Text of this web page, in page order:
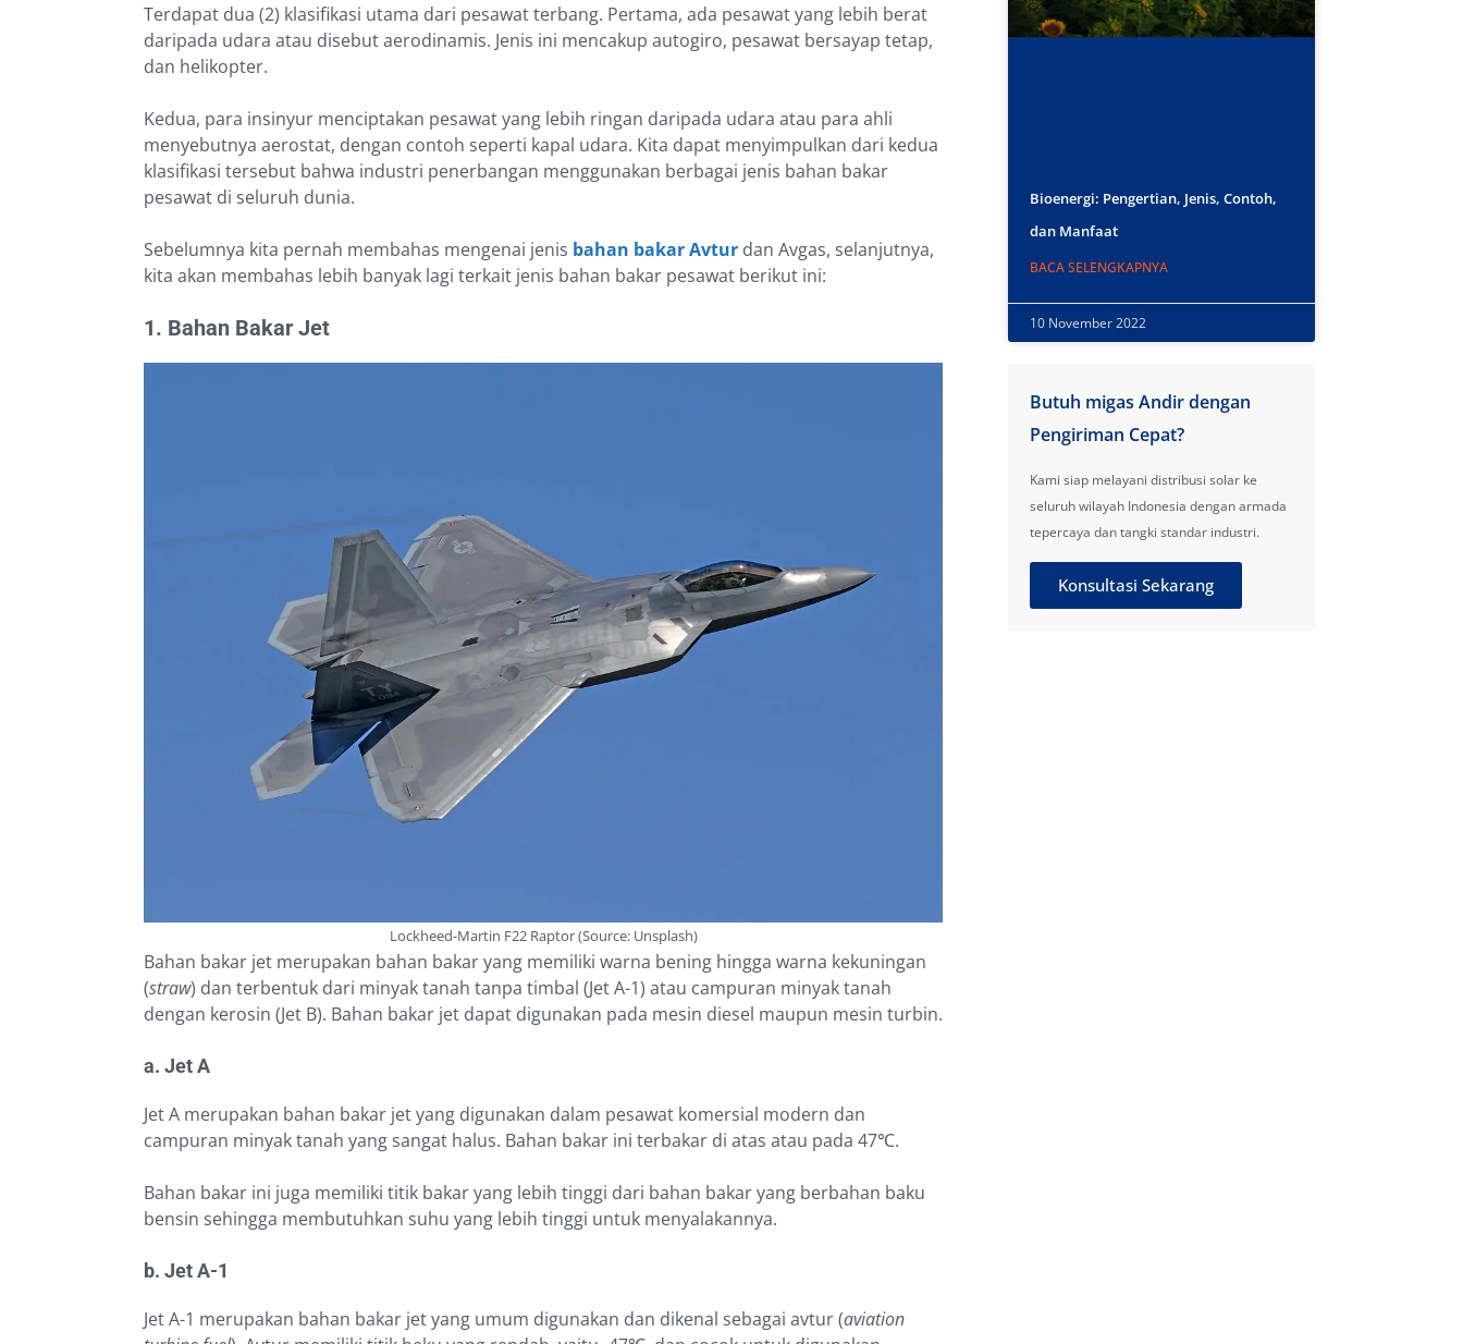
Terdapat dua (2) klasifikasi utama dari pesawat terbang. Pertama, ada pesawat yang lebih berat
daripada udara atau disebut aerodinamis. Jenis ini mencakup autogiro, pesawat bersayap tetap,
dan helikopter.
Kedua, para insinyur menciptakan pesawat yang lebih ringan daripada udara atau para ahli
menyebutnya aerostat, dengan contoh seperti kapal udara. Kita dapat menyimpulkan dari kedua
klasifikasi tersebut bahwa industri penerbangan menggunakan berbagai jenis bahan bakar
pesawat di seluruh dunia.
Sebelumnya kita pernah membahas mengenai jenis bahan bakar Avtur dan Avgas, selanjutnya,
kita akan membahas lebih banyak lagi terkait jenis bahan bakar pesawat berikut ini:
1. Bahan Bakar Jet
Lockheed-Martin F22 Raptor (Source: Unsplash)
Bahan bakar jet merupakan bahan bakar yang memiliki warna bening hingga warna kekuningan
(straw) dan terbentuk dari minyak tanah tanpa timbal (Jet A-1) atau campuran minyak tanah
dengan kerosin (Jet B). Bahan bakar jet dapat digunakan pada mesin diesel maupun mesin turbin.
a. Jet A
Jet A merupakan bahan bakar jet yang digunakan dalam pesawat komersial modern dan
campuran minyak tanah yang sangat halus. Bahan bakar ini terbakar di atas atau pada 47℃.
Bahan bakar ini juga memiliki titik bakar yang lebih tinggi dari bahan bakar yang berbahan baku
bensin sehingga membutuhkan suhu yang lebih tinggi untuk menyalakannya.
b. Jet A-1
Jet A-1 merupakan bahan bakar jet yang umum digunakan dan dikenal sebagai avtur (aviation
Bioenergi: Pengertian, Jenis, Contoh,
dan Manfaat
BACA SELENGKAPNYA
10 November 2022
Butuh migas Andir dengan
Pengiriman Cepat?
Kami siap melayani distribusi solar ke
seluruh wilayah Indonesia dengan armada
tepercaya dan tangki standar industri.
Konsultasi Sekarang